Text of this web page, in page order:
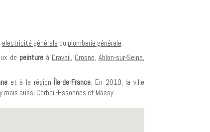
electricité générale ou plomberie générale.
de peintureà Draveil, Crosne,Ablon-sur-Seine,
et à la régionÎle-de-France. En 2010, la ville
aussi Corbeil-Essonnes et Massy.